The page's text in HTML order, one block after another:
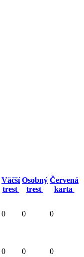
Väčší
trest
Osobný
trest
Červená
karta
0 0 0
0 0 0